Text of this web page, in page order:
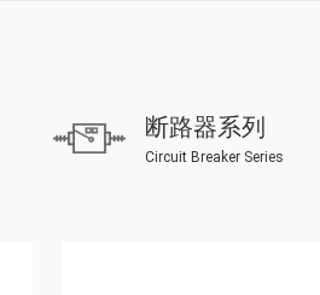
断路器系列
Circuit Breaker Series